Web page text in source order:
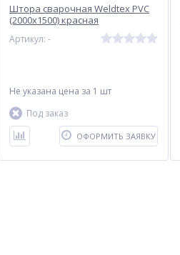
Штора сварочная Weldtex PVC
(2000х1500) красная
Артикул: -
Не указана цена за 1 шт
Под заказ
ОФОРМИТЬ ЗАЯВКУ